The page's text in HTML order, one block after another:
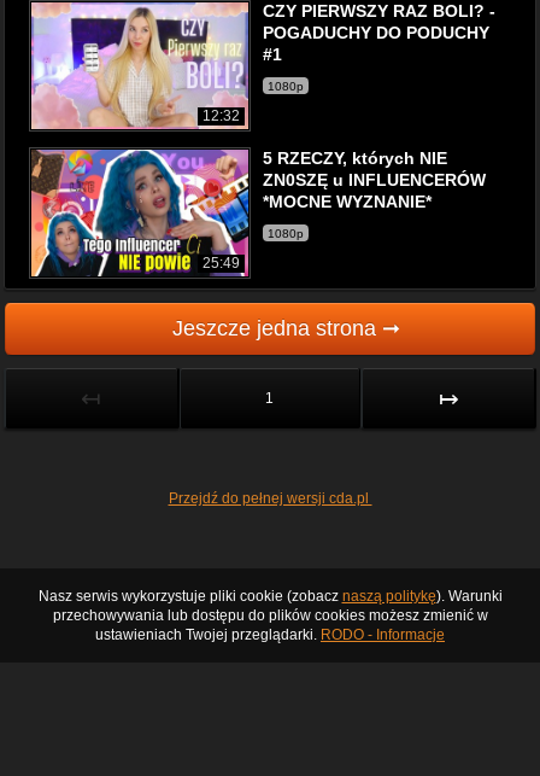
12:32
CZY PIERWSZY RAZ BOLI? -
POGADUCHY DO PODUCHY
#1
1080p
25:49
5 RZECZY, których NIE
ZN0SZĘ u INFLUENCERÓW
*MOCNE WYZNANIE*
1080p
Jeszcze jedna strona ➞
↤ 1 ↦
Przejdź do pełnej wersji cda.pl
Nasz serwis wykorzystuje pliki cookie (zobacz naszą politykę). Warunki
przechowywania lub dostępu do plików cookies możesz zmienić w
ustawieniach Twojej przeglądarki. RODO - Informacje